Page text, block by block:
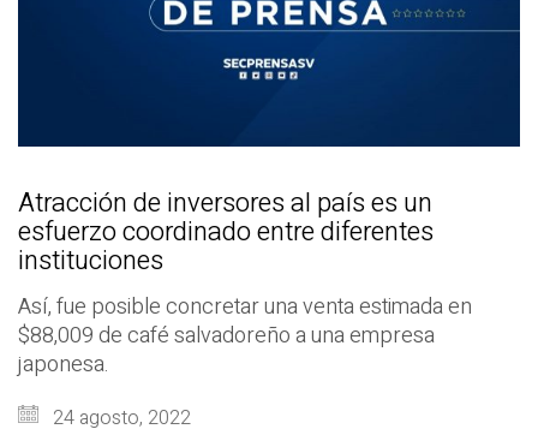
Atracción de inversores al país es un
esfuerzo coordinado entre diferentes
instituciones
Así, fue posible concretar una venta estimada en
$88,009 de café salvadoreño a una empresa
japonesa.
24 agosto, 2022